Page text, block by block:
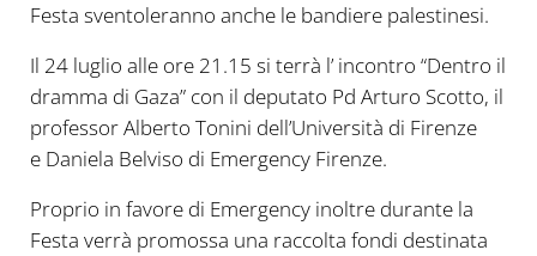
Festa sventoleranno anche le bandiere palestinesi.
Il 24 luglio alle ore 21.15 si terrà l’ incontro “Dentro il
dramma di Gaza” con il deputato Pd Arturo Scotto, il
professor Alberto Tonini dell’Università di Firenze
e Daniela Belviso di Emergency Firenze.
Proprio in favore di Emergency inoltre durante la
Festa verrà promossa una raccolta fondi destinata